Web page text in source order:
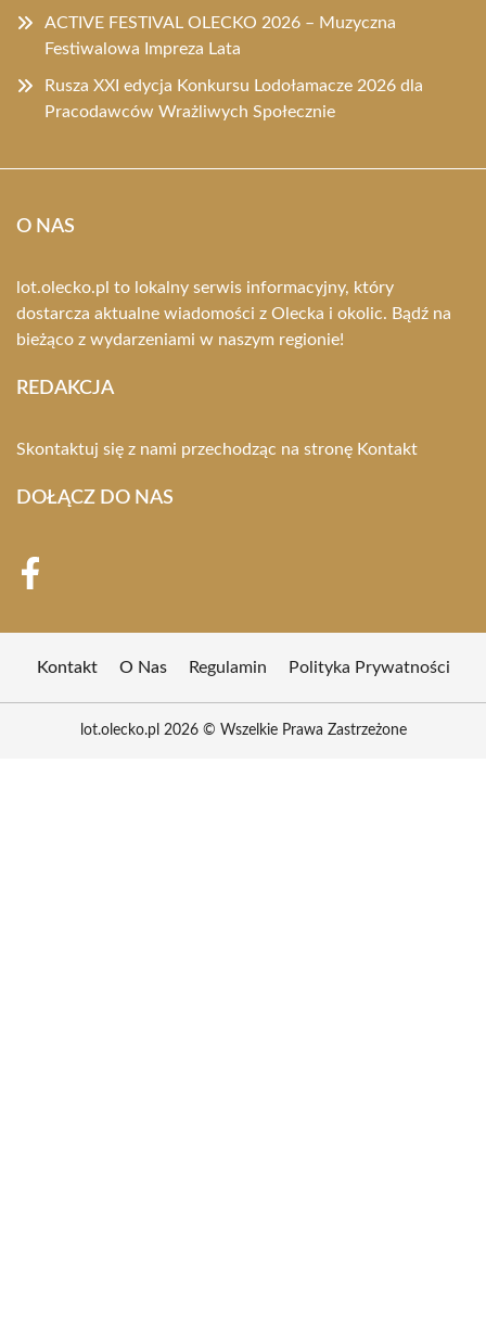
ACTIVE FESTIVAL OLECKO 2026 – Muzyczna
Festiwalowa Impreza Lata
Rusza XXI edycja Konkursu Lodołamacze 2026 dla
Pracodawców Wrażliwych Społecznie
O NAS
lot.olecko.pl to lokalny serwis informacyjny, który
dostarcza aktualne wiadomości z Olecka i okolic. Bądź na
bieżąco z wydarzeniami w naszym regionie!
REDAKCJA
Skontaktuj się z nami przechodząc na stronę Kontakt
DOŁĄCZ DO NAS
Kontakt O Nas Regulamin Polityka Prywatności
lot.olecko.pl 2026 © Wszelkie Prawa Zastrzeżone